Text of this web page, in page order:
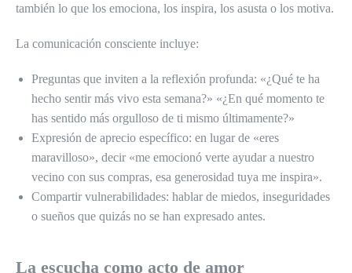
también lo que los emociona, los inspira, los asusta o los motiva.
La comunicación consciente incluye:
Preguntas que inviten a la reflexión profunda: «¿Qué te ha
hecho sentir más vivo esta semana?» «¿En qué momento te
has sentido más orgulloso de ti mismo últimamente?»
Expresión de aprecio específico: en lugar de «eres
maravilloso», decir «me emocionó verte ayudar a nuestro
vecino con sus compras, esa generosidad tuya me inspira».
Compartir vulnerabilidades: hablar de miedos, inseguridades
o sueños que quizás no se han expresado antes.
La escucha como acto de amor